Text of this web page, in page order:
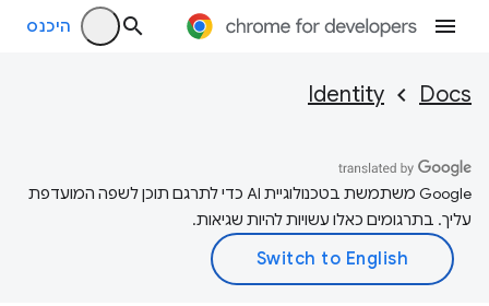
היכנס
Docs
Identity
‫Google משתמשת בטכנולוגיית AI כדי לתרגם תוכן לשפה המועדפת
עליך. בתרגומים כאלו עשויות להיות שגיאות.